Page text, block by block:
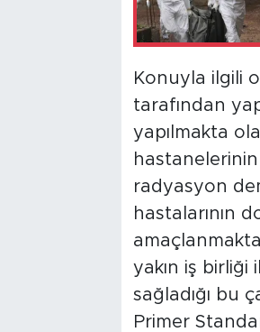
Konuyla ilgili
tarafından
yapılmakta
hastanelerinin
radyasyon
hastalarının
yakın iş birliği
sağladığı bu
Primer